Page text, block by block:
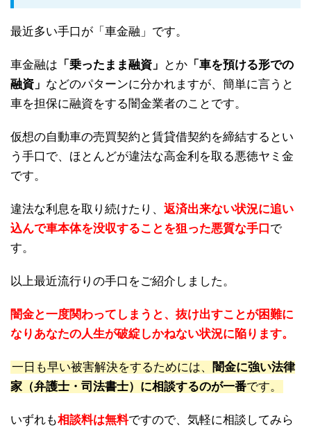
最近多い手口が「車金融」です。
車金融は 「乗ったまま融資」 とか 「車を預ける形での
融資」 などのパターンに分かれますが、簡単に言うと
車を担保に融資をする闇金業者のことです。
仮想の自動車の売買契約と賃貸借契約を締結するとい
う手口で、ほとんどが違法な高金利を取る悪徳ヤミ金
です。
違法な利息を取り続けたり、 返済出来ない状況に追い
込んで車本体を没収することを狙った悪質な手口 で
す。
以上最近流行りの手口をご紹介しました。
闇金と一度関わってしまうと、抜け出すことが困難に
なりあなたの人生が破綻しかねない状況に陥ります。
一日も早い被害解決をするためには、
闇金に強い法律
家（弁護士・司法書士）に相談するのが一番です。
いずれも相談料は無料ですので、気軽に相談してみら